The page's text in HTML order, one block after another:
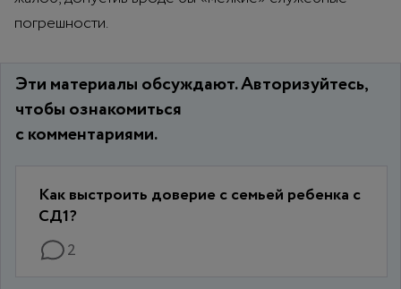
погрешности.
Эти материалы обсуждают. Авторизуйтесь,
чтобы ознакомиться
с комментариями.
Как выстроить доверие с семьей ребенка с
СД1?
2